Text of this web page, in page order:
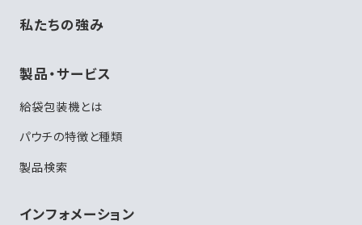
私たちの強み
製品・サービス
給袋包装機とは
パウチの特徴と種類
製品検索
インフォメーション